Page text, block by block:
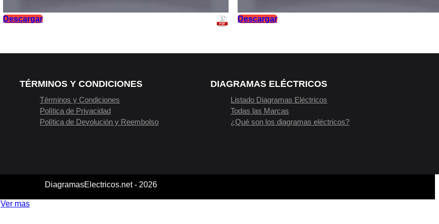
Descargar Descargar
TÉRMINOS Y CONDICIONES
Términos y Condiciones
Política de Privacidad
Política de Devolución y Reembolso
DIAGRAMAS ELÉCTRICOS
Listado Diagramas Eléctricos
Todas las Marcas
¿Qué son los diagramas eléctricos?
DiagramasElectricos.net - 2026
Ver mas